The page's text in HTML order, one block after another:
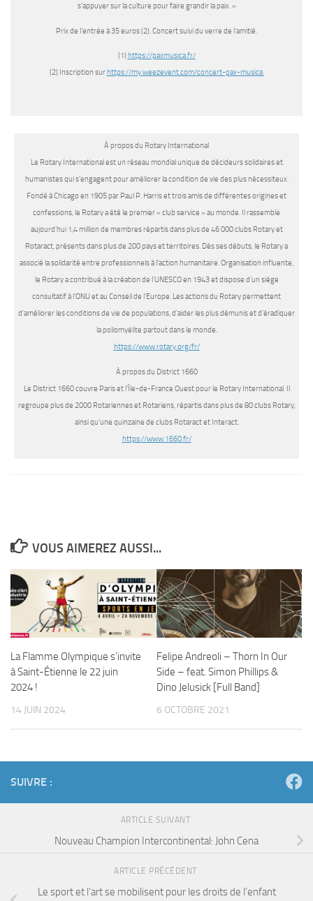
s’appuyer sur la culture pour faire grandir la paix. »
Prix de l’entrée à 35 euros (2). Concert suivi du verre de l’amitié.
(1) https://paxmusica.fr/
(2) Inscription surhttps://my.weezevent.com/concert-pax-musica
À propos du Rotary International
Le Rotary International est un réseau mondial unique de décideurs solidaires et
humanistes qui s’engagent pour améliorer la condition de vie des plus nécessiteux.
Fondé à Chicago en 1905 par Paul P. Harris et trois amis de différentes origines et
confessions, le Rotary a été le premier « club service » au monde. Il rassemble
aujourd’hui 1,4 million de membres répartis dans plus de 46 000 clubs Rotary et
Rotaract, présents dans plus de 200 pays et territoires. Dès ses débuts, le Rotary a
associé la solidarité entre professionnels à l’action humanitaire. Organisation influente,
le Rotary a contribué à la création de l’UNESCO en 1943 et dispose d’un siège
consultatif à l’ONU et au Conseil de l’Europe. Les actions du Rotary permettent
d’améliorer les conditions de vie de populations, d’aider les plus démunis et d’éradiquer
la poliomyélite partout dans le monde.
https://www.rotary.org/fr/
À propos du District 1660
Le District 1660 couvre Paris et l’Île-de-France Ouest pour le Rotary International. Il
regroupe plus de 2000 Rotariennes et Rotariens, répartis dans plus de 80 clubs Rotary,
ainsi qu’une quinzaine de clubs Rotaract et Interact.
https://www.1660.fr/
VOUS AIMEREZ AUSSI...
La Flamme Olympique s’invite
à Saint-Étienne le 22 juin
2024 !
14 JUIN 2024
Felipe Andreoli – Thorn In Our
Side – feat. Simon Phillips &
Dino Jelusick [Full Band]
6 OCTOBRE 2021
SUIVRE :
ARTICLE SUIVANT
Nouveau Champion Intercontinental: John Cena
ARTICLE PRÉCÉDENT
Le sport et l’art se mobilisent pour les droits de l’enfant